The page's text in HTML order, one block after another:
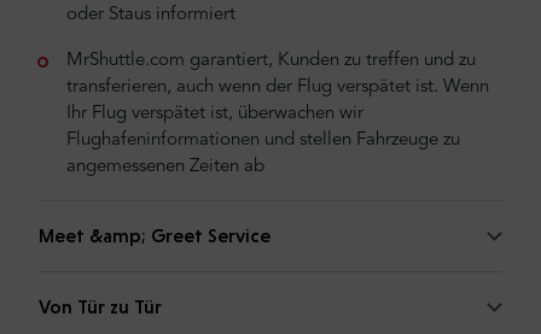
oder Staus informiert
MrShuttle.com garantiert, Kunden zu treffen und zu
transferieren, auch wenn der Flug verspätet ist. Wenn
Ihr Flug verspätet ist, überwachen wir
Flughafeninformationen und stellen Fahrzeuge zu
angemessenen Zeiten ab
Meet &amp; Greet Service
Von Tür zu Tür